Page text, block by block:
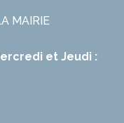
MAIRIE
et Jeudi :